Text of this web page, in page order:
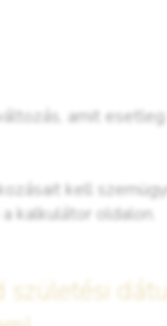
amit
kell
kalkulátor oldalon.
születési